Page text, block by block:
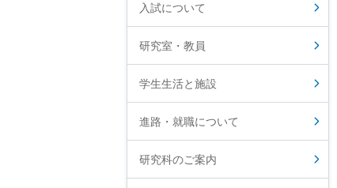
東邦大学学則・
大学院規程
学位授与数
入試について
研究室・教員
学生生活と施設
進路・就職について
研究科のご案内